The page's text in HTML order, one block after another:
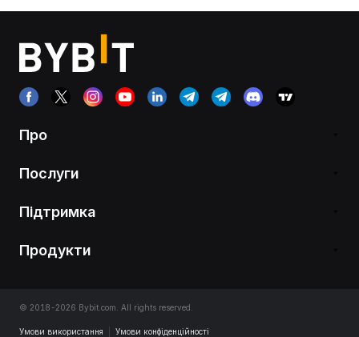
Про
Послуги
Підтримка
Продукти
© 2018-2026 Bybit.com. All rights reserved.
Умови використання Умови конфіденційності